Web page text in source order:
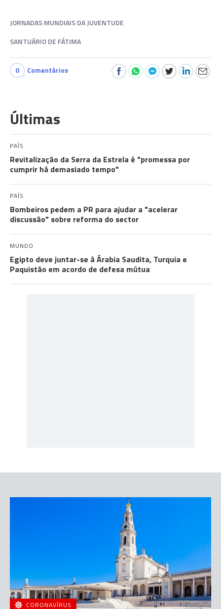
JORNADAS MUNDIAIS DA JUVENTUDE
SANTUÁRIO DE FÁTIMA
0 Comentários
Últimas
PAÍS
Revitalização da Serra da Estrela é "promessa por
cumprir há demasiado tempo"
PAÍS
Bombeiros pedem a PR para ajudar a "acelerar
discussão" sobre reforma do sector
MUNDO
Egipto deve juntar-se à Árabia Saudita, Turquia e
Paquistão em acordo de defesa mútua
CORONAVÍRUS